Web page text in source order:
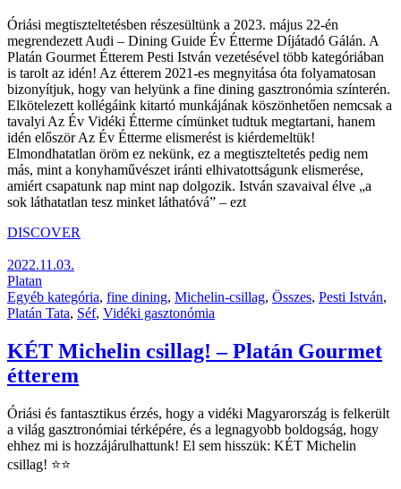
Óriási megtiszteltetésben részesültünk a 2023. május 22-én
megrendezett Audi – Dining Guide Év Étterme Díjátadó Gálán. A
Platán Gourmet Étterem Pesti István vezetésével több kategóriában
is tarolt az idén! Az étterem 2021-es megnyitása óta folyamatosan
bizonyítjuk, hogy van helyünk a fine dining gasztronómia színterén.
Elkötelezett kollégáink kitartó munkájának köszönhetően nemcsak a
tavalyi Az Év Vidéki Étterme címünket tudtuk megtartani, hanem
idén először Az Év Étterme elismerést is kiérdemeltük!
Elmondhatatlan öröm ez nekünk, ez a megtiszteltetés pedig nem
más, mint a konyhaművészet iránti elhivatottságunk elismerése,
amiért csapatunk nap mint nap dolgozik. István szavaival élve „a
sok láthatatlan tesz minket láthatóvá” – ezt
DISCOVER
2022.11.03.
Platan
Egyéb kategória, fine dining, Michelin-csillag, Összes, Pesti István,
Platán Tata, Séf, Vidéki gasztonómia
KÉT Michelin csillag! – Platán Gourmet
étterem
Óriási és fantasztikus érzés, hogy a vidéki Magyarország is felkerült
a világ gasztronómiai térképére, és a legnagyobb boldogság, hogy
ehhez mi is hozzájárulhattunk! El sem hisszük: KÉT Michelin
csillag! ⭐️⭐️